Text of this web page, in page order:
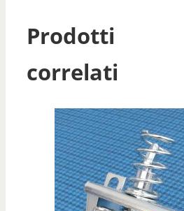
Prodotti
correlati